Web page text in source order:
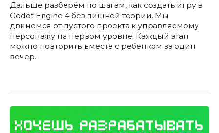
Дальше разберём по шагам, как создать игру в
Godot Engine 4 без лишней теории. Мы
двинемся от пустого проекта к управляемому
персонажу на первом уровне. Каждый этап
можно повторить вместе с ребёнком за один
вечер.
Хочешь разрабатывать